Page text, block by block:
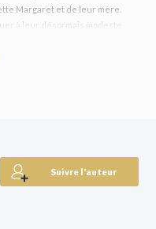
Margaret et de leur mère.
à leur désormais modeste
tiraillées entre ce que leur
Suivre l'auteur